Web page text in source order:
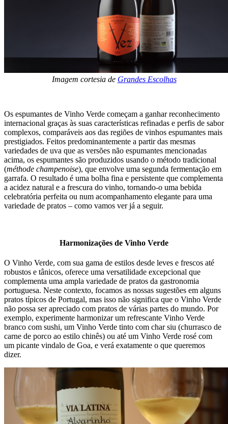
Imagem cortesia de Grandes Escolhas
Os espumantes de Vinho Verde começam a ganhar reconhecimento
internacional graças às suas características refinadas e perfis de sabor
complexos, comparáveis aos das regiões de vinhos espumantes mais
prestigiados. Feitos predominantemente a partir das mesmas
variedades de uva que as versões não espumantes mencionadas
acima, os espumantes são produzidos usando o método tradicional
(méthode champenoise), que envolve uma segunda fermentação em
garrafa. O resultado é uma bolha fina e persistente que complementa
a acidez natural e a frescura do vinho, tornando-o uma bebida
celebratória perfeita ou num acompanhamento elegante para uma
variedade de pratos – como vamos ver já a seguir.
Harmonizações de Vinho Verde
O Vinho Verde, com sua gama de estilos desde leves e frescos até
robustos e tânicos, oferece uma versatilidade excepcional que
complementa uma ampla variedade de pratos da gastronomia
portuguesa. Neste contexto, focamos as nossas sugestões em alguns
pratos típicos de Portugal, mas isso não significa que o Vinho Verde
não possa ser apreciado com pratos de várias partes do mundo. Por
exemplo, experimente harmonizar um refrescante Vinho Verde
branco com sushi, um Vinho Verde tinto com char siu (churrasco de
carne de porco ao estilo chinês) ou até um Vinho Verde rosé com
um picante vindalo de Goa, e verá exatamente o que queremos
dizer.